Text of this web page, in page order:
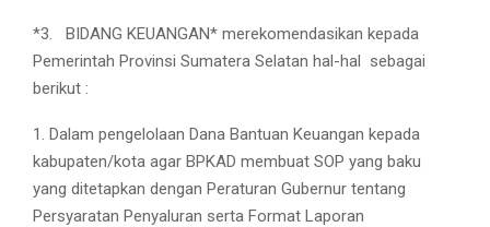
*3.
BIDANG KEUANGAN* merekomendasikan kepada
Pemerintah Provinsi Sumatera Selatan hal-hal sebagai
berikut :
1. Dalam pengelolaan Dana Bantuan Keuangan kepada
kabupaten/kota agar BPKAD membuat SOP yang baku
yang ditetapkan dengan Peraturan Gubernur tentang
Persyaratan Penyaluran serta Format Laporan